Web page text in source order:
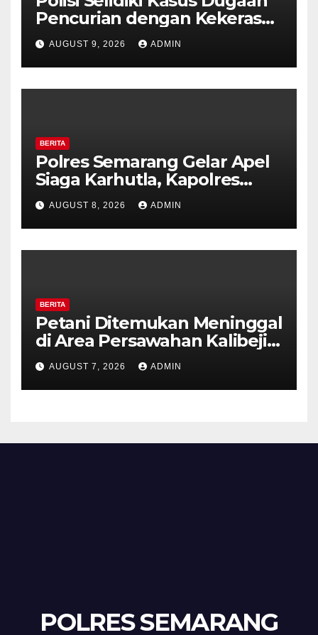
Pencurian dengan Kekerasan
di Counter HP Royal Phone
Ambarawa.
AUGUST 9, 2026 ADMIN
BERITA
Polres Semarang Gelar Apel
Siaga Karhutla, Kapolres
Tekankan Sinergi dan
Kesiapsiagaan Hadapi Musim
Kemarau.
AUGUST 8, 2026 ADMIN
BERITA
Petani Ditemukan Meninggal
di Area Persawahan Kalibeji,
Polisi Pastikan Tidak Ada
Tanda Kekerasan
AUGUST 7, 2026 ADMIN
POLRES SEMARANG